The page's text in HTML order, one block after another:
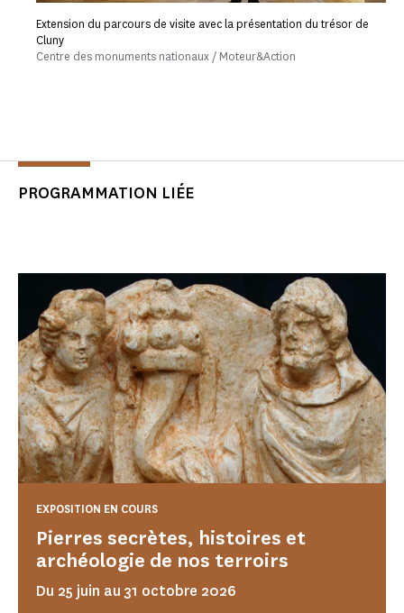
Extension du parcours de visite avec la présentation du trésor de
Cluny
Centre des monuments nationaux / Moteur&Action
PROGRAMMATION LIÉE
Pierres secrètes, histoires et
archéologie de nos terroirs
EXPOSITION EN COURS
Du 25 juin au 31 octobre 2026